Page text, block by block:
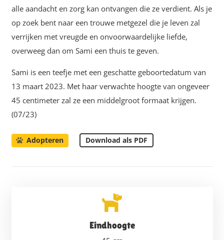
alle aandacht en zorg kan ontvangen die ze verdient. Als je
op zoek bent naar een trouwe metgezel die je leven zal
verrijken met vreugde en onvoorwaardelijke liefde,
overweeg dan om Sami een thuis te geven.
Sami is een teefje met een geschatte geboortedatum van
13 maart 2023. Met haar verwachte hoogte van ongeveer
45 centimeter zal ze een middelgroot formaat krijgen.
(07/23)
Adopteren Download als PDF
Eindhoogte